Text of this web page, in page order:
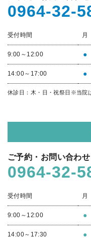
0964-32-
受付時間 月
9:00～12:00 ●
14:00～17:00 ●
休診日：木・日・祝祭日 ※当院
ご予約・お問い合わせ
0964-32-
受付時間 月
9:00～12:00 ●
14:00～17:30 ●